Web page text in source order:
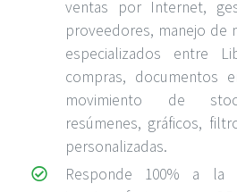
ventas por Internet,
proveedores, manejo de
especializados entre
compras, documentos
movimiento de
resúmenes, gráficos,
personalizadas.
Responde 100% a la